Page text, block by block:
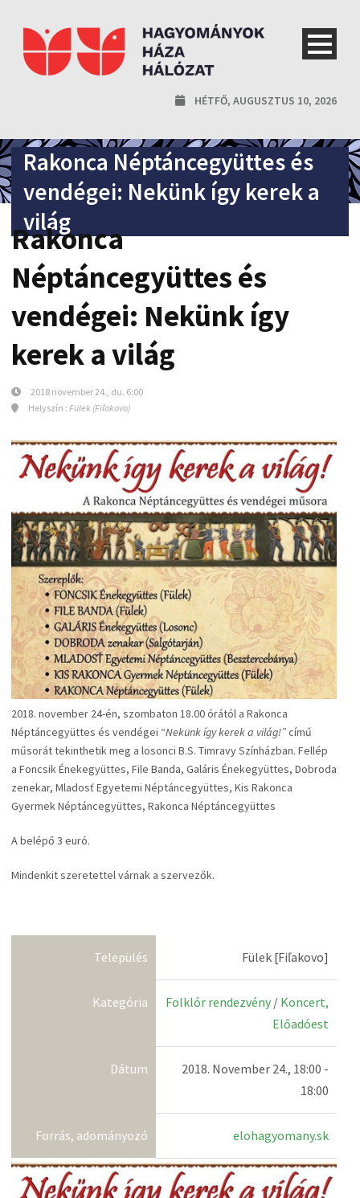
HÉTFŐ, AUGUSZTUS 10, 2026
Rakonca Néptáncegyüttes és
vendégei: Nekünk így kerek a
világ
Rakonca
Néptáncegyüttes és
vendégei: Nekünk így
kerek a világ
2018 november 24., du. 6:00
Helyszín : Fülek (Fiľakovo)
2018. november 24-én, szombaton 18.00 órától a Rakonca
Néptáncegyüttes és vendégei “Nekünk így kerek a világ!”című
műsorát tekinthetik meg a losonci B.S. Timravy Színházban. Fellép
a Foncsik Énekegyüttes, File Banda, Galáris Énekegyüttes, Dobroda
zenekar, Mladosť Egyetemi Néptáncegyüttes, Kis Rakonca
Gyermek Néptáncegyüttes, Rakonca Néptáncegyüttes
A belépő 3 euró.
Mindenkit szeretettel várnak a szervezők.
Település Fülek [Fiľakovo]
Kategória Folklór rendezvény / Koncert,
Előadóest
Dátum
2018. November 24., 18:00 -
18:00
Forrás, adományozó elohagyomany.sk